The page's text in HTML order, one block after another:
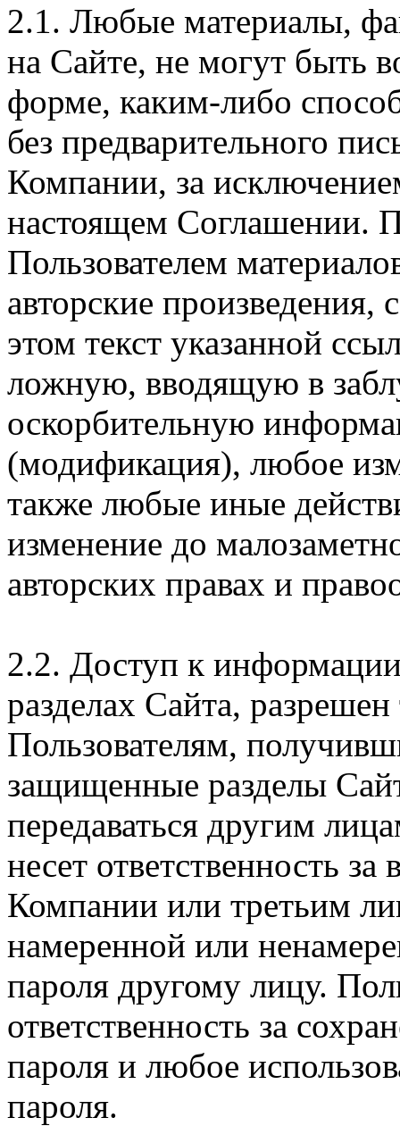
2.1. Любые материалы,
на Сайте, не могут быть
форме, каким-либо
без предварительного
Компании, за
настоящем Соглашении.
Пользователем
авторские произведения,
этом текст указанной
ложную, вводящую в
оскорбительную
(модификация), любое
также любые иные
изменение до
авторских правах и
2.2. Доступ к
разделах Сайта,
Пользователям,
защищенные разделы
передаваться другим
несет ответственность
Компании или третьим
намеренной или
пароля другому лицу.
ответственность за
пароля и любое
пароля.